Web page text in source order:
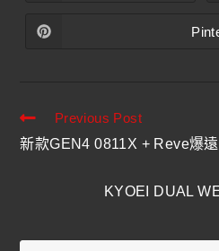
Previous Post
新款GEN4 0811X + Reve爆
KYOEI DUAL